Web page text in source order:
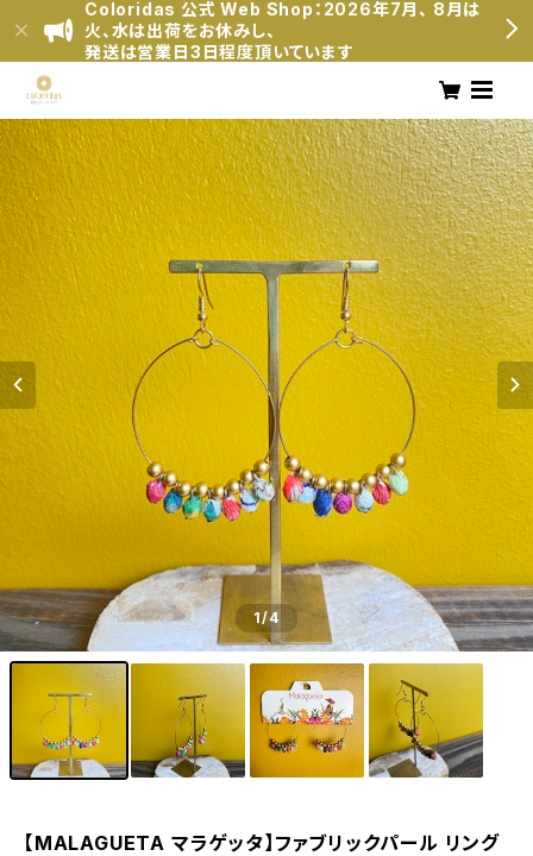
Coloridas 公式 Web Shop：2026年7月、 8月は
火、水は出荷をお休みし、
発送は営業日3日程度頂いています
1/4
【MALAGUETA マラゲッタ】ファブリックパール リング